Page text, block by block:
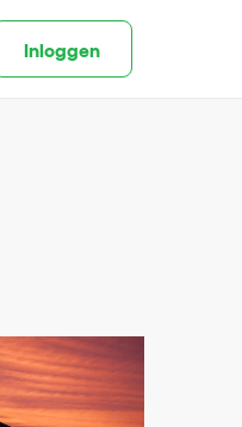
Inloggen